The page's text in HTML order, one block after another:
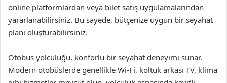
online platformlardan veya bilet satış uygulamalarından
yararlanabilirsiniz. Bu sayede, bütçenize uygun bir seyahat
planı oluşturabilirsiniz.
Otobüs yolculuğu, konforlu bir seyahat deneyimi sunar.
Modern otobüslerde genellikle Wi-Fi, koltuk arkası TV, klima